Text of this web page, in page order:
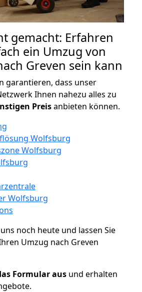
gemacht: Erfahren
ein Umzug von
Greven sein kann
garantieren, dass unser
Ihnen nahezu alles zu
Preisanbieten können.
Wolfsburg
Wolfsburg
Wolfsburg
noch heute und lassen Sie
Umzug nach Greven
Formular aus und erhalten